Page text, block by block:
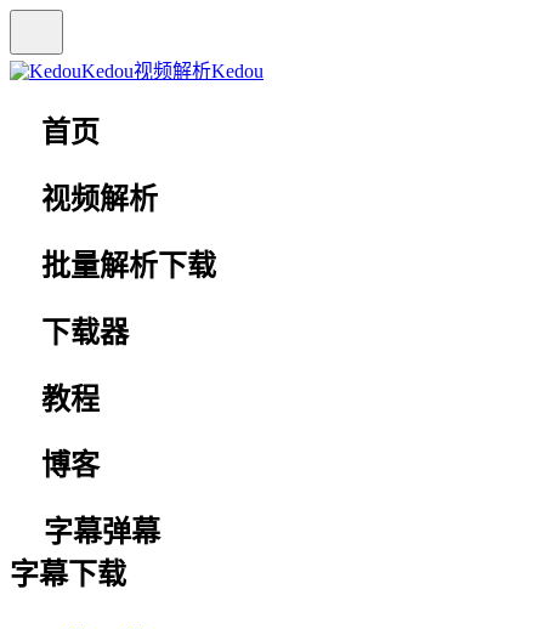
Kedou视频解析Kedou
首页
视频解析
批量解析下载
下载器
教程
博客
字幕弹幕
字幕下载